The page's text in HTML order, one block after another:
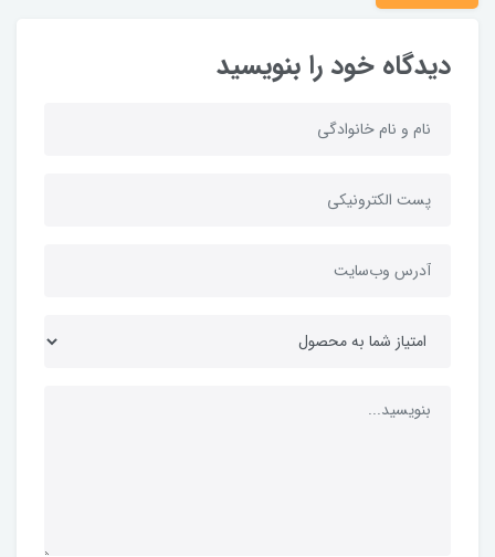
دیدگاه خود را بنویسید